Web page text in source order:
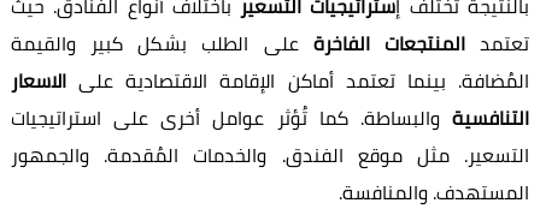
تعتمدالمنتجعات الفاخرة على الطلب بشكل كبير والقيمة
المُضافة. بينما تعتمد أماكن الإقامة الاقتصادية على الاسعار
التنافسية والبساطة. كما تُؤثر عوامل أخرى على استراتيجيات
التسعير. مثل موقع الفندق. والخدمات المُقدمة. والجمهور
المستهدف. والمنافسة.